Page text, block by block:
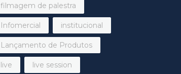
filmagem de palestra
Infomercial institucional
Lançamento de Produtos
live live session